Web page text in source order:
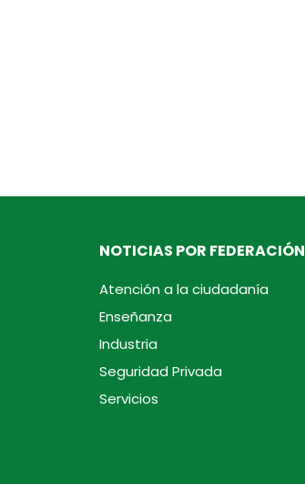
NOTICIAS POR FEDERACIÓN
Atención a la ciudadanía
Enseñanza
Industria
Seguridad Privada
Servicios